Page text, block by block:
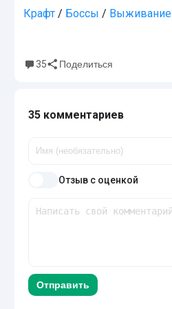
Крафт / Боссы / Выживание
35 Поделиться
35 комментариев
Отзыв с оценкой
Отправить